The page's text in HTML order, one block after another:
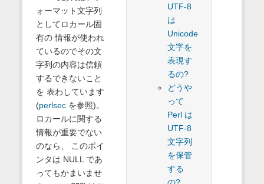
UTF-8
は
Unicode
文字を
表現す
るの?
どうや
って
Perl は
UTF-8
文字列
を保管
する
ォーマット文字列
としてロカール固
有の 情報が使われ
ているのでその文
字列の内容は信頼
するできないこと
を 表わしています
(perlsecを参照)。
ロカールに関する
情報が重要でない
のなら、 このポイ
ンタは NULL であ
ってもかまいませ